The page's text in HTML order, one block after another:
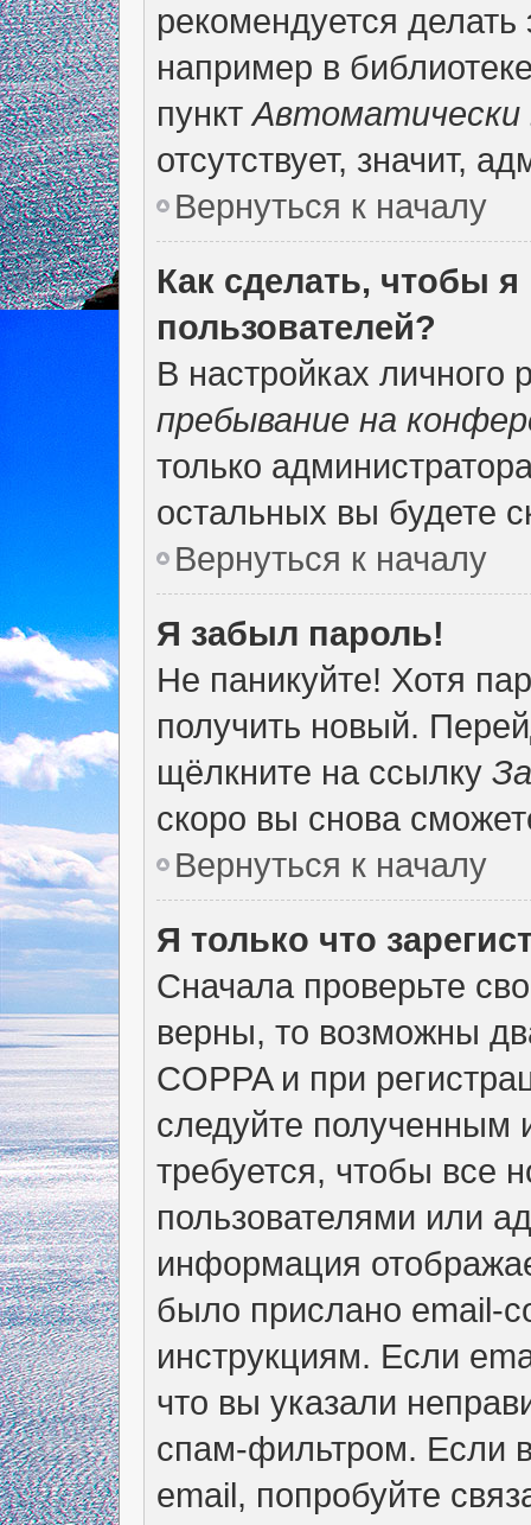
рекомендуется
например в
пунктАвтоматически
отсутствует, значит,
Вернуться к началу
Как сделать, чтобы
пользователей?
В настройках
пребывание на
только
остальных вы будете
Вернуться к началу
Я забыл пароль!
Не паникуйте! Хотя
получить новый.
щёлкните на ссылку
скоро вы снова
Вернуться к началу
Я только что
Сначала проверьте
верны, то возможны
COPPA и при
следуйте полученным
требуется, чтобы все
пользователями или
информация
было прислано email-
инструкциям. Если
что вы указали
спам-фильтром. Если
email, попробуйте